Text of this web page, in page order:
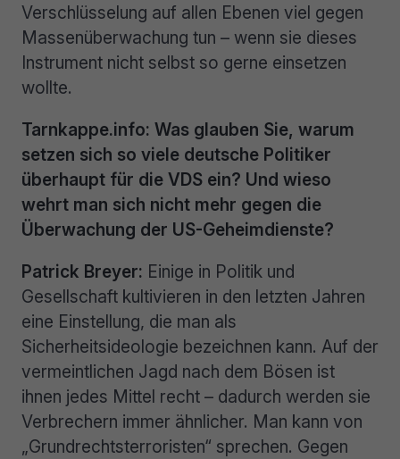
Verschlüsselung auf allen Ebenen viel gegen
Massenüberwachung tun – wenn sie dieses
Instrument nicht selbst so gerne einsetzen
wollte.
Tarnkappe.info: Was glauben Sie, warum
setzen sich so viele deutsche Politiker
überhaupt für die VDS ein? Und wieso
wehrt man sich nicht mehr gegen die
Überwachung der US-Geheimdienste?
Patrick Breyer: Einige in Politik und
Gesellschaft kultivieren in den letzten Jahren
eine Einstellung, die man als
Sicherheitsideologie bezeichnen kann. Auf der
vermeintlichen Jagd nach dem Bösen ist
ihnen jedes Mittel recht – dadurch werden sie
Verbrechern immer ähnlicher. Man kann von
„Grundrechtsterroristen“ sprechen. Gegen